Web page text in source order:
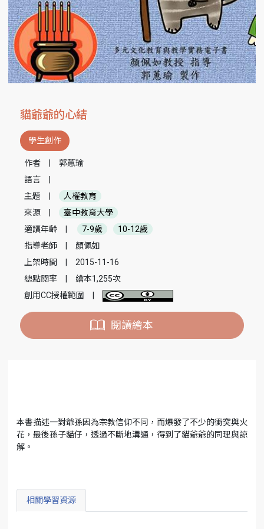
貓爺爺的心結
學生創作
作者
郭蕙瑜
語言
主題
人權教育
來源
臺中教育大學
適讀年齡
7-9歲
10-12歲
指導老師
顏佩如
上架時間
2015-11-16
總點閱率
繪本1,255次
創用CC授權範圍
閱讀繪本
本書描述一對爺孫因為宗教信仰不同，而爆發了不少的衝突與火
花，最後孫子貓仔，透過不斷地溝通，得到了貓爺爺的同理與諒
解。
相關學習資源